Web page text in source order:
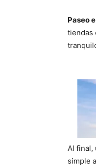
Paseo
tiendas
Al final,
simple